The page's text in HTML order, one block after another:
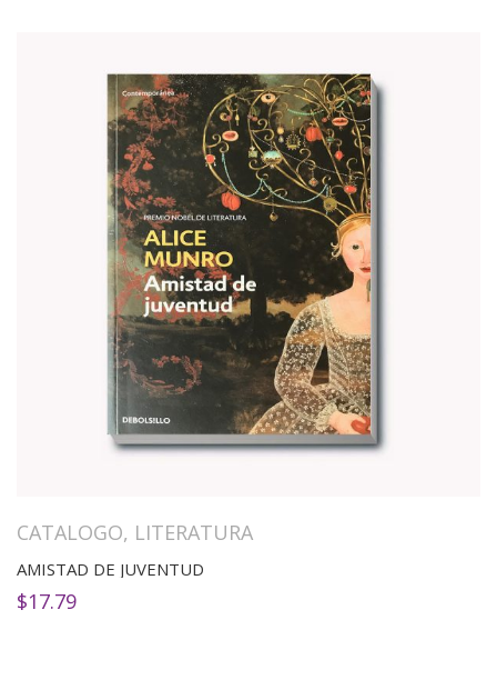
CATALOGO, LITERATURA
AMISTAD DE JUVENTUD
$17.79